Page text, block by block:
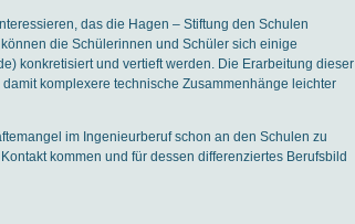
das die Hagen – Stiftung den Schulen
die Schülerinnen und Schüler sich einige
konkretisiert und vertieft werden. Die Erarbeitung dieser
komplexere technische Zusammenhänge leichter
im Ingenieurberuf schon an den Schulen zu
kommen und für dessen differenziertes Berufsbild